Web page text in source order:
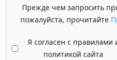
Прежде чем запросить
пожалуйста, прочитайте
Я согласен с правилами
политикой сайта